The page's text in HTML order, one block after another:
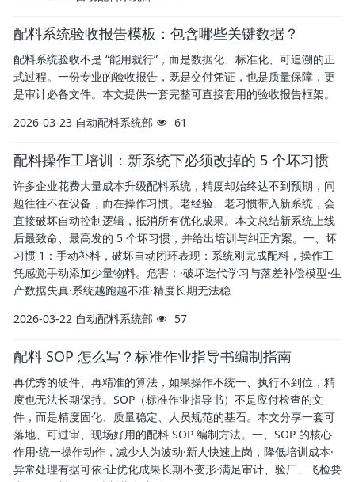
配料系统验收报告模板：包含哪些关键数据？
配料系统验收不是 “能用就行”，而是数据化、标准化、可追溯的正
式过程。一份专业的验收报告，既是交付凭证，也是质量保障，更
是审计必备文件。本文提供一套完整可直接套用的验收报告框架。
2026-03-23 自动配料系统部 61
配料操作工培训：新系统下必须改掉的 5 个坏习惯
许多企业花费大量成本升级配料系统，精度却始终达不到预期，问
题往往不在设备，而在操作习惯。老经验、老习惯带入新系统，会
直接破坏自动控制逻辑，抵消所有优化成果。本文总结新系统上线
后最致命、最高发的 5 个坏习惯，并给出培训与纠正方案。一、坏
习惯 1：手动补料，破坏自动闭环表现：系统刚完成配料，操作工
凭感觉手动添加少量物料。危害：·破坏迭代学习与落差补偿模型·生
产数据失真·系统越跑越不准·精度长期无法稳
2026-03-22 自动配料系统部 57
配料 SOP 怎么写？标准作业指导书编制指南
再优秀的硬件、再精准的算法，如果操作不统一、执行不到位，精
度也无法长期保持。SOP（标准作业指导书）不是应付检查的文
件，而是精度固化、质量稳定、人员规范的基石。本文分享一套可
落地、可过审、现场好用的配料 SOP 编制方法。一、SOP 的核心
作用·统一操作动作，减少人为波动·新人快速上岗，降低培训成本·
异常处理有据可依·让优化成果长期不变形·满足审计、验厂、飞检要